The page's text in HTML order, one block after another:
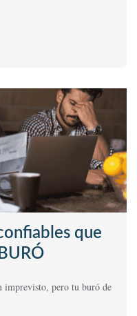
que
imprevisto, pero tu buró de